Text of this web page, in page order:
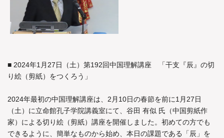
■ 2024年1月27日（土）第192回中国理解講座 「干支『辰』の切
り絵（剪紙）をつくろう」
2024年最初の中国理解講座は、2月10日の春節を前に1月27日
（土）に立命館孔子学院講義室にて、谷田 有似 氏（中国剪紙作
家）による切り絵（剪紙）講座を開催しました。初めての方でも
できるように、簡単なものから始め、本日の課題である「辰」を